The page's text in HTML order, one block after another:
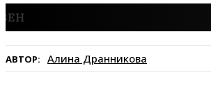
АВТОР: Алина Дранникова